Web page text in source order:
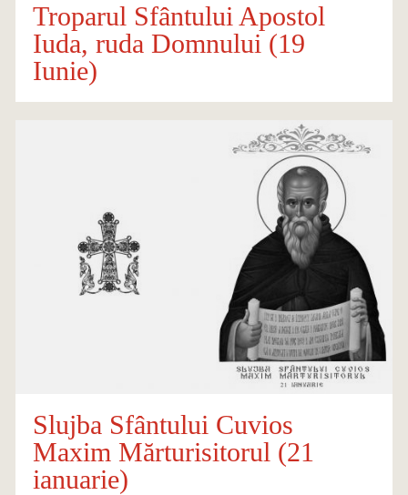
Troparul Sfântului Apostol
Iuda, ruda Domnului (19
Iunie)
Slujba Sfântului Cuvios
Maxim Mărturisitorul (21
ianuarie)